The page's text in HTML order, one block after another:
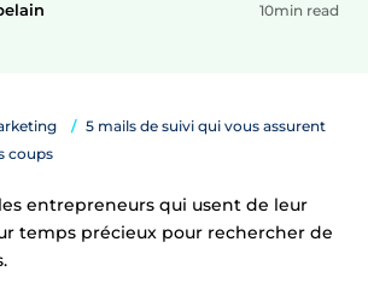
10min read
5 mails de suivi qui vous assurent
coups
entrepreneurs qui usent de leur
temps précieux pour rechercher de